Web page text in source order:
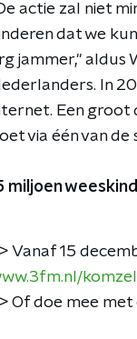
actie zal niet
dat we
jammer," aldus
In
Een groot
via één van de
miljoen
Vanaf 15
Of doe mee met